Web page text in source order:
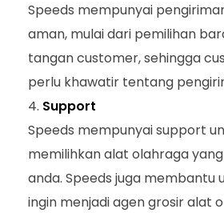
Speeds mempunyai
aman, mulai dari pemilihan
tangan customer, sehingga
perlu khawatir tentang
Support
Speeds mempunyai support
memilihkan alat olahraga
anda. Speeds juga membantu
ingin menjadi agen grosir alat